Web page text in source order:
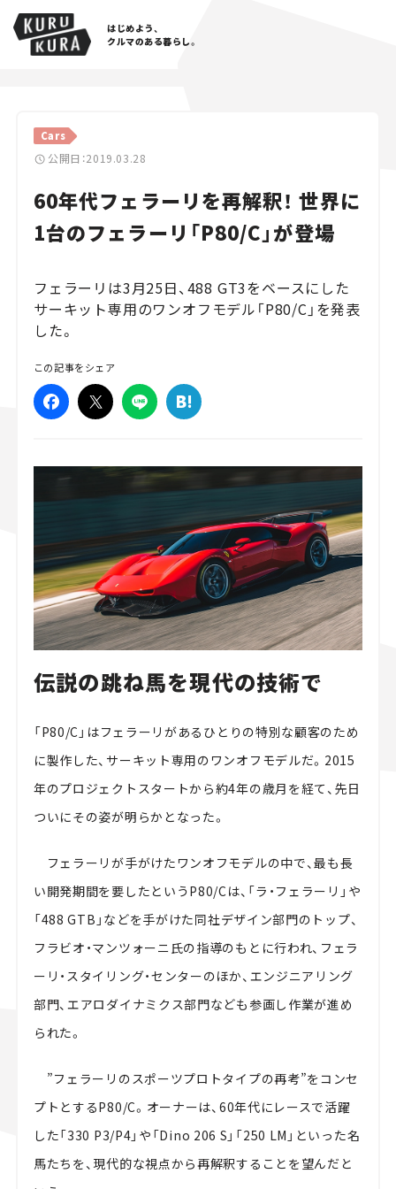
はじめよう、
クルマのある暮らし。
Cars
公開日：2019.03.28
60年代フェラーリを再解釈！ 世界に
1台のフェラーリ「P80/C」が登場
フェラーリは3月25日、488 GT3をベースにした
サーキット専用のワンオフモデル「P80/C」を発表
した。
この記事をシェア
伝説の跳ね馬を現代の技術で
「P80/C」はフェラーリがあるひとりの特別な顧客のため
に製作した、サーキット専用のワンオフモデルだ。2015
年のプロジェクトスタートから約4年の歳月を経て、先日
ついにその姿が明らかとなった。
フェラーリが手がけたワンオフモデルの中で、最も長
い開発期間を要したというP80/Cは、「ラ・フェラーリ」や
「488 GTB」などを手がけた同社デザイン部門のトップ、
フラビオ・マンツォーニ氏の指導のもとに行われ、フェラ
ーリ・スタイリング・センターのほか、エンジニアリング
部門、エアロダイナミクス部門なども参画し作業が進め
られた。
”フェラーリのスポーツプロトタイプの再考”をコンセ
プトとするP80/C。オーナーは、60年代にレースで活躍
した「330 P3/P4」や「Dino 206 S」「250 LM」といった名
馬たちを、現代的な視点から再解釈することを望んだと
Cars
Lifestyle
Traffic
Special
Series
Campaign
人気のハッシュタグ
スズキ ジムニー｜Suzuki Jimny